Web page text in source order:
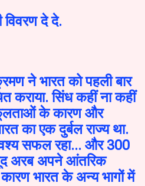
विवरण दे दे.
ने भारत को पहली बार
कराया. सिंध कहीं ना कहीं
के कारण और
का एक दुर्बल राज्य था.
सफल रहा... और 300
अरब अपने आंतरिक
भारत के अन्य भागों में